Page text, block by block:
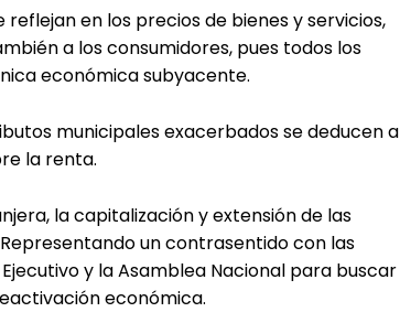
en los precios de bienes y servicios,
a los consumidores, pues todos los
económica subyacente.
municipales exacerbados se deducen a
la renta.
la capitalización y extensión de las
un contrasentido con las
y la Asamblea Nacional para buscar
económica.